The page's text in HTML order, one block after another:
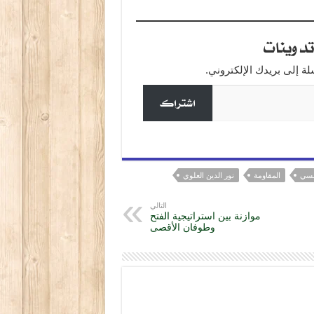
e
إلى بريدك الإلكتروني.
اشتراك
المقاومة نور الدين العلوي
التالي
موازنة بين استراتيجية الفتح
وطوفان الأقصى